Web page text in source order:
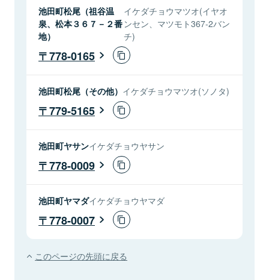
池田町松尾（祖谷温
泉、松本３６７－２番
地）
イケダチョウマツオ(イヤオ
ンセン、マツモト367-2バン
チ)
778-0165
池田町松尾（その他） イケダチョウマツオ(ソノタ)
779-5165
池田町ヤサンイケダチョウヤサン
778-0009
池田町ヤマダイケダチョウヤマダ
778-0007
このページの先頭に戻る